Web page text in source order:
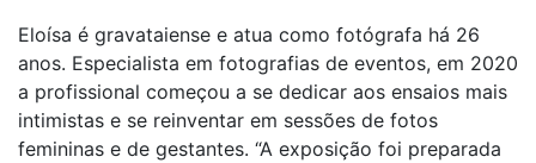
Eloísa é gravataiense e atua como fotógrafa há 26
anos. Especialista em fotografias de eventos, em 2020
a profissional começou a se dedicar aos ensaios mais
intimistas e se reinventar em sessões de fotos
femininas e de gestantes. “A exposição foi preparada